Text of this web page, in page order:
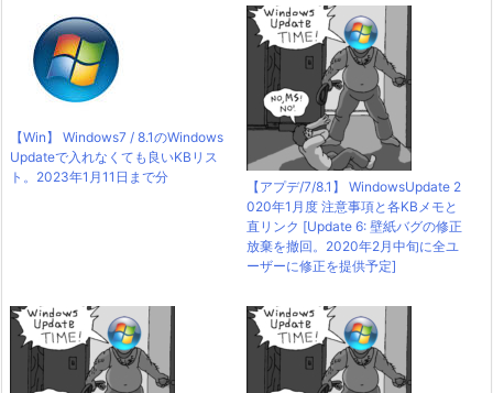
【Win】 Windows7 / 8.1のWindows
Updateで入れなくても良いKBリス
ト。2023年1月11日まで分
【アプデ/7/8.1】 WindowsUpdate 2
020年1月度 注意事項と各KBメモと
直リンク [Update 6: 壁紙バグの修正
放棄を撤回。2020年2月中旬に全ユ
ーザーに修正を提供予定]